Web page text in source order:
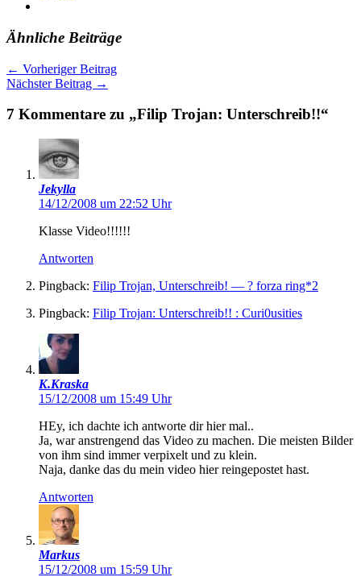
Ähnliche Beiträge
← Vorheriger Beitrag
Nächster Beitrag →
7 Kommentare zu „Filip Trojan: Unterschreib!!“
Jekylla
14/12/2008 um 22:52 Uhr
Klasse Video!!!!!!
Antworten
Pingback: Filip Trojan, Unterschreib! — ? forza ring*2
Pingback: Filip Trojan: Unterschreib!! : Curi0usities
K.Kraska
15/12/2008 um 15:49 Uhr
HEy, ich dachte ich antworte dir hier mal..
Ja, war anstrengend das Video zu machen. Die meisten Bilder
von ihm sind immer verpixelt und zu klein.
Naja, danke das du mein video hier reingepostet hast.
Antworten
Markus
15/12/2008 um 15:59 Uhr